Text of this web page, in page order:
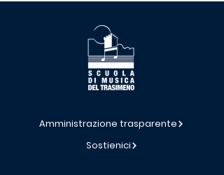
Amministrazione trasparente
Sostienici